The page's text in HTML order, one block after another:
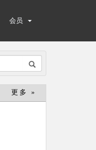
会员
更多 »